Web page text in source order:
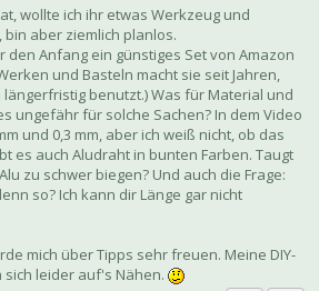
wollte ich ihr etwas Werkzeug und
aber ziemlich planlos.
den Anfang ein günstiges Set von Amazon
und Basteln macht sie seit Jahren,
benutzt.) Was für Material und
ungefähr für solche Sachen? In dem Video
und 0,3 mm, aber ich weiß nicht, ob das
es auch Aludraht in bunten Farben. Taugt
zu schwer biegen? Und auch die Frage:
so? Ich kann dir Länge gar nicht
mich über Tipps sehr freuen. Meine DIY-
leider auf's Nähen.